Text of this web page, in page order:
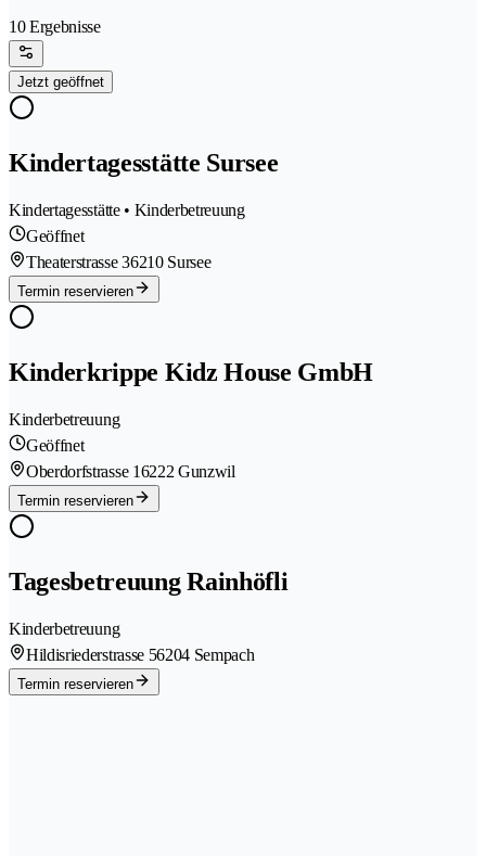
10 Ergebnisse
Jetzt geöffnet
Kindertagesstätte Sursee
Kindertagesstätte • Kinderbetreuung
Geöffnet
Theaterstrasse 36210 Sursee
Termin reservieren
Kinderkrippe Kidz House GmbH
Kinderbetreuung
Geöffnet
Oberdorfstrasse 16222 Gunzwil
Termin reservieren
Tagesbetreuung Rainhöfli
Kinderbetreuung
Hildisriederstrasse 56204 Sempach
Termin reservieren